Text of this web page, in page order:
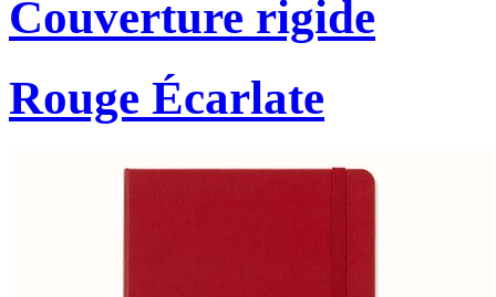
Couverture rigide
Rouge Écarlate